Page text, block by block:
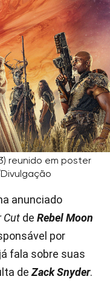
reunido em poster
anunciado
Cut de Rebel Moon
por
fala sobre suas
de Zack Snyder.